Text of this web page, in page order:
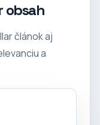
obsah
článok aj
a